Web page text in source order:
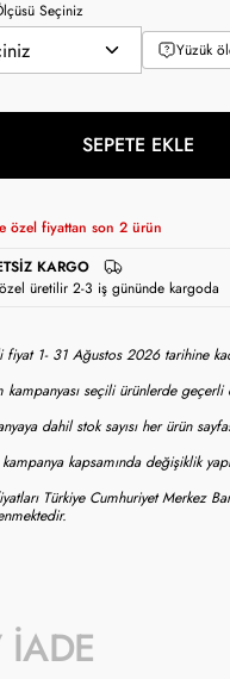
Seçiniz
Yüzük
SEPETE EKLE
özel fiyattan son 2 ürün
KARGO
üretilir 2-3 iş gününde kargoda
fiyat 1- 31 Ağustos 2026 tarihine
kampanyası seçili ürünlerde geçerli
dahil stok sayısı her ürün
kapsamında değişiklik
Türkiye Cumhuriyet Merkez
İADE